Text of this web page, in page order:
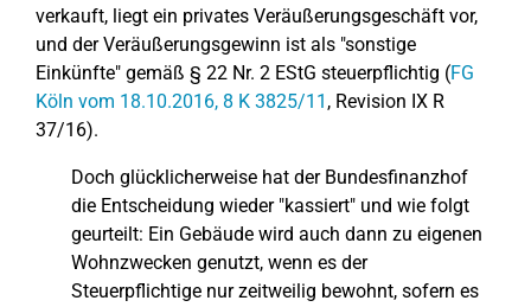
verkauft, liegt ein privates Veräußerungsgeschäft vor,
und der Veräußerungsgewinn ist als "sonstige
Einkünfte" gemäß § 22 Nr. 2 EStG steuerpflichtig (FG
Köln vom 18.10.2016, 8 K 3825/11 , Revision IX R
37/16).
Doch glücklicherweise hat der Bundesfinanzhof
die Entscheidung wieder "kassiert" und wie folgt
geurteilt: Ein Gebäude wird auch dann zu eigenen
Wohnzwecken genutzt, wenn es der
Steuerpflichtige nur zeitweilig bewohnt, sofern es